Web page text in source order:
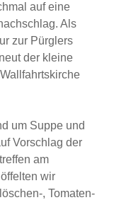
auf eine
Als
zur Pürglers
der kleine
um Suppe und
Vorschlag der
am
wir
, Tomaten-